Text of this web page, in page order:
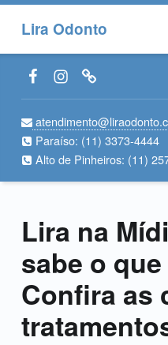
Lira Odonto
Facebook LiraOdonto
Instagram LiraOdonto
Site LiraOdonto
Paraíso: (11) 3373-4444
Alto de Pinheiros: (11)
Lira na
sabe o
Confira as